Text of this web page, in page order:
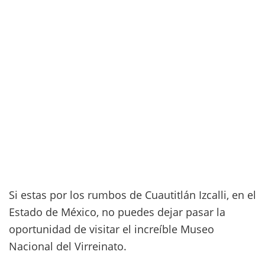
Si estas por los rumbos de Cuautitlán Izcalli, en el
Estado de México, no puedes dejar pasar la
oportunidad de visitar el increíble Museo
Nacional del Virreinato.